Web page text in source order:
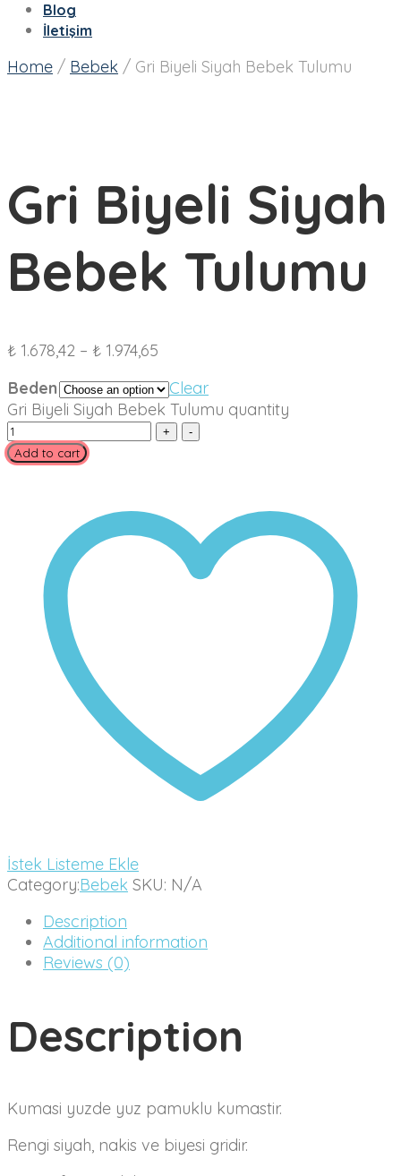
Blog
İletişim
Home / Bebek / Gri Biyeli Siyah Bebek Tulumu
Gri Biyeli Siyah
Bebek Tulumu
₺ 1.678,42 – ₺ 1.974,65
Beden
Clear
Gri Biyeli Siyah Bebek Tulumu quantity
Add to cart
İstek Listeme Ekle
Category:Bebek SKU: N/A
Description
Additional information
Reviews (0)
Description
Kumasi yuzde yuz pamuklu kumastir.
Rengi siyah, nakis ve biyesi gridir.